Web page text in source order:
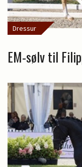
Dressur
EM-sølv til